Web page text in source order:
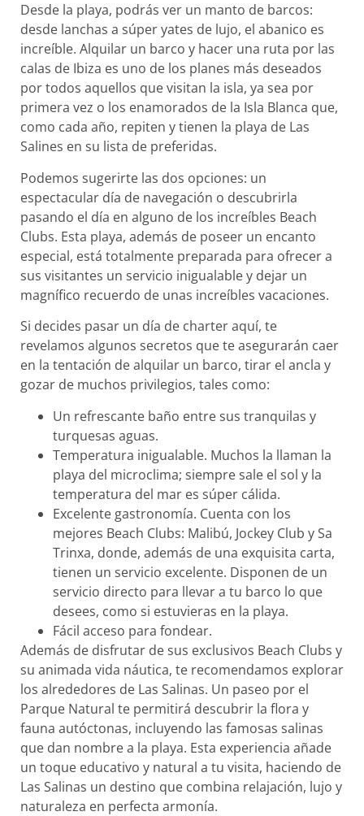
Desde la playa, podrás ver un manto de barcos:
desde lanchas a súper yates de lujo, el abanico es
increíble. Alquilar un barco y hacer una ruta por las
calas de Ibiza es uno de los planes más deseados
por todos aquellos que visitan la isla, ya sea por
primera vez o los enamorados de la Isla Blanca que,
como cada año, repiten y tienen la playa de Las
Salines en su lista de preferidas.
Podemos sugerirte las dos opciones: un
espectacular día de navegación o descubrirla
pasando el día en alguno de los increíbles Beach
Clubs. Esta playa, además de poseer un encanto
especial, está totalmente preparada para ofrecer a
sus visitantes un servicio inigualable y dejar un
magnífico recuerdo de unas increíbles vacaciones.
Si decides pasar un día de charter aquí, te
revelamos algunos secretos que te asegurarán caer
en la tentación de alquilar un barco, tirar el ancla y
gozar de muchos privilegios, tales como:
Un refrescante baño entre sus tranquilas y
turquesas aguas.
Temperatura inigualable. Muchos la llaman la
playa del microclima; siempre sale el sol y la
temperatura del mar es súper cálida.
Excelente gastronomía. Cuenta con los
mejores Beach Clubs: Malibú, Jockey Club y Sa
Trinxa, donde, además de una exquisita carta,
tienen un servicio excelente. Disponen de un
servicio directo para llevar a tu barco lo que
desees, como si estuvieras en la playa.
Fácil acceso para fondear.
Además de disfrutar de sus exclusivos Beach Clubs y
su animada vida náutica, te recomendamos explorar
los alrededores de Las Salinas. Un paseo por el
Parque Natural te permitirá descubrir la flora y
fauna autóctonas, incluyendo las famosas salinas
que dan nombre a la playa. Esta experiencia añade
un toque educativo y natural a tu visita, haciendo de
Las Salinas un destino que combina relajación, lujo y
naturaleza en perfecta armonía.